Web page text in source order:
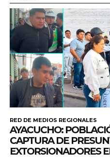
RED DE MEDIOS REGIONALES
AYACUCHO:
CAPTURA DE
EXTORSIONADORES